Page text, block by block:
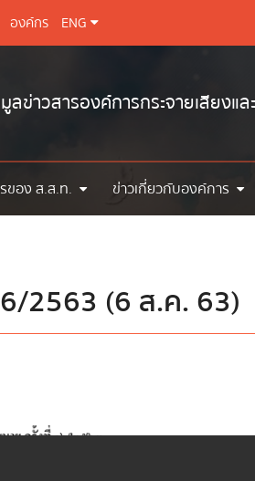
องค์กร ENG
ข่าวสารองค์การกระจายเสียงแ
ของ ส.ส.ท. ข่าวเกี่ยวกับองค์การ
2563 (6 ส.ค. 63)